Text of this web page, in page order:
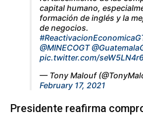
capital humano,
formación de inglés y la
de negocios.
@MINECOGT
pic.twitter.com/
— Tony Malouf
February 17, 2021
Presidente reafirma